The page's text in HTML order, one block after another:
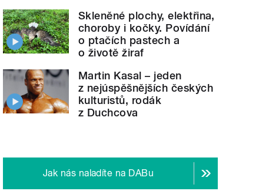
Skleněné plochy, elektřina,
choroby i kočky. Povídání
o ptačích pastech a
o životě žiraf
Martin Kasal – jeden
z nejúspěšnějších českých
kulturistů, rodák
z Duchcova
Jak nás naladíte na DABu